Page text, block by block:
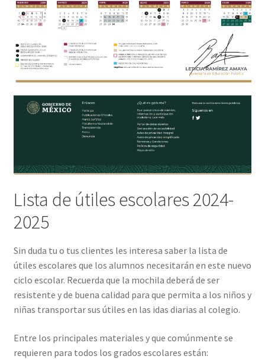
Lista de útiles escolares 2024-
2025
Sin duda tu o tus clientes les interesa saber la lista de
útiles escolares que los alumnos necesitarán en este nuevo
ciclo escolar. Recuerda que la mochila deberá de ser
resistente y de buena calidad para que permita a los niños y
niñas transportar sus útiles en las idas diarias al colegio.
Entre los principales materiales y que comúnmente se
requieren para todos los grados escolares están: